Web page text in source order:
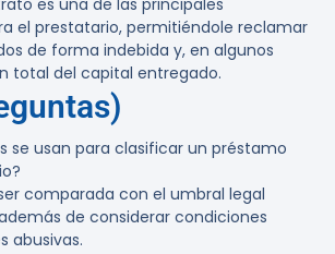
es una de las principales
el prestatario, permitiéndole reclamar
de forma indebida y, en algunos
total del capital entregado.
se usan para clasificar un préstamo
comparada con el umbral legal
de considerar condiciones
abusivas.